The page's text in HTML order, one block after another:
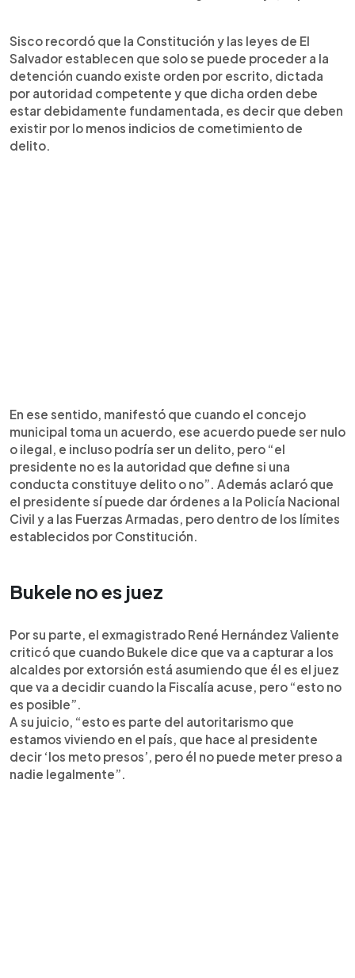
Sisco recordó que la Constitución y las leyes de El
Salvador establecen que solo se puede proceder a la
detención cuando existe orden por escrito, dictada
por autoridad competente y que dicha orden debe
estar debidamente fundamentada, es decir que deben
existir por lo menos indicios de cometimiento de
delito.
En ese sentido, manifestó que cuando el concejo
municipal toma un acuerdo, ese acuerdo puede ser nulo
o ilegal, e incluso podría ser un delito, pero “el
presidente no es la autoridad que define si una
conducta constituye delito o no”. Además aclaró que
el presidente sí puede dar órdenes a la Policía Nacional
Civil y a las Fuerzas Armadas, pero dentro de los límites
establecidos por Constitución.
Bukele no es juez
Por su parte, el exmagistrado René Hernández Valiente
criticó que cuando Bukele dice que va a capturar a los
alcaldes por extorsión está asumiendo que él es el juez
que va a decidir cuando la Fiscalía acuse, pero “esto no
es posible”.
A su juicio, “esto es parte del autoritarismo que
estamos viviendo en el país, que hace al presidente
decir ‘los meto presos’, pero él no puede meter preso a
nadie legalmente”.